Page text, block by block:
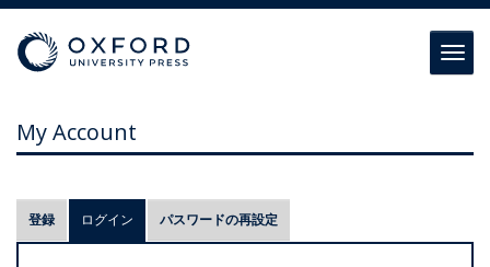
My Account
プ
ラ
登録 ログイン (アクティブなタブ)
パスワードの再設定